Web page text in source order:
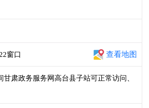
窗口 查看地图
肃政务服务网高台县子站可正常访问、